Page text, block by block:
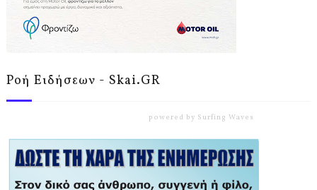
Ροή Ειδήσεων - Skai.GR
powered by Surfing Waves